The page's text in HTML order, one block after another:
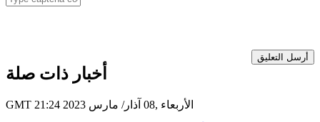
أرسل التعليق
أخبار ذات صلة
GMT 21:24 2023 الأربعاء ,08 آذار/ مارس